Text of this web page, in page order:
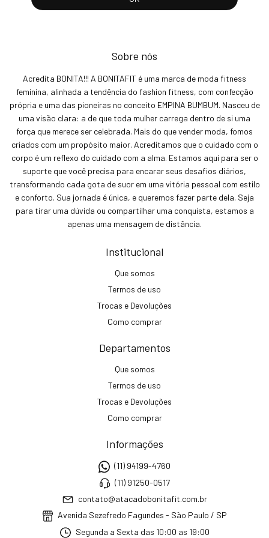
Sobre nós
Acredita BONITA!!! A BONITAFIT é uma marca de moda fitness
feminina, alinhada a tendência do fashion fitness, com confecção
própria e uma das pioneiras no conceito EMPINA BUMBUM. Nasceu de
uma visão clara: a de que toda mulher carrega dentro de si uma
força que merece ser celebrada. Mais do que vender moda, fomos
criados com um propósito maior. Acreditamos que o cuidado com o
corpo é um reflexo do cuidado com a alma. Estamos aqui para ser o
suporte que você precisa para encarar seus desafios diários,
transformando cada gota de suor em uma vitória pessoal com estilo
e conforto. Sua jornada é única, e queremos fazer parte dela. Seja
para tirar uma dúvida ou compartilhar uma conquista, estamos a
apenas uma mensagem de distância.
Institucional
Que somos
Termos de uso
Trocas e Devoluções
Como comprar
Departamentos
Que somos
Termos de uso
Trocas e Devoluções
Como comprar
Informações
(11) 94199-4760
(11) 91250-0517
contato@atacadobonitafit.com.br
Avenida Sezefredo Fagundes - São Paulo / SP
Segunda a Sexta das 10:00 as 19:00